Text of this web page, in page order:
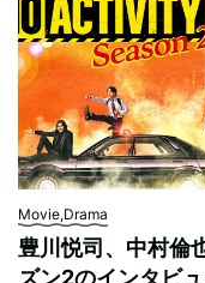
Movie,Drama
豊川悦司、中村倫